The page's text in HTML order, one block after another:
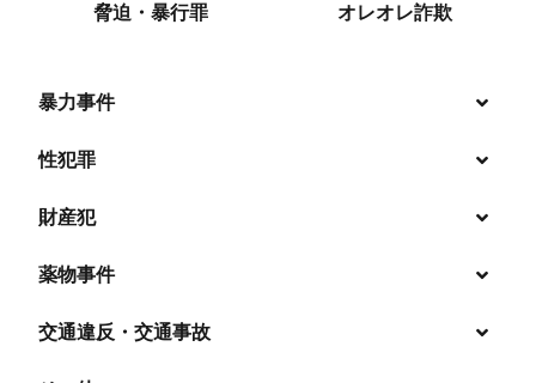
脅迫・暴行罪 オレオレ詐欺
暴力事件
性犯罪
盗撮・のぞき
財産犯
薬物事件
交通違反・交通事故